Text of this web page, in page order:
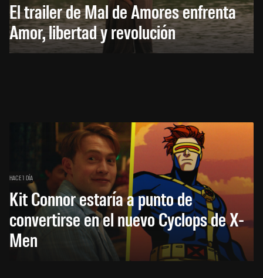
El trailer de Mal de Amores enfrenta
Amor, libertad y revolución
HACE 1 DÍA
Kit Connor estaría a punto de
convertirse en el nuevo Cyclops de X-
Men